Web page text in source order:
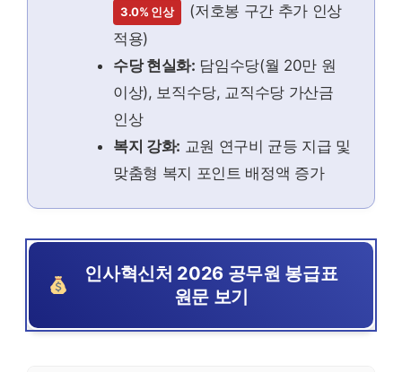
3.0% 인상
(저호봉 구간 추가 인상
적용)
수당 현실화: 담임수당(월 20만 원
이상), 보직수당, 교직수당 가산금
인상
복지 강화: 교원 연구비 균등 지급 및
맞춤형 복지 포인트 배정액 증가
인사혁신처 2026 공무원 봉급표
원문 보기